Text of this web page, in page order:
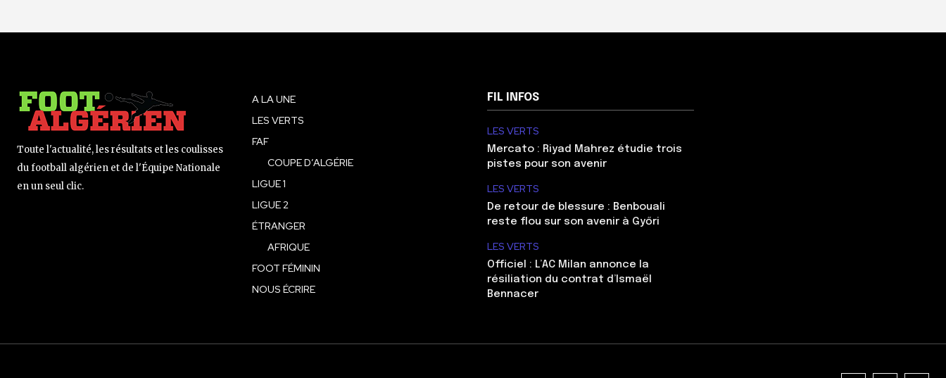
Toute l'actualité, les résultats et les coulisses
du football algérien et de l'Équipe Nationale
en un seul clic.
A LA UNE
LES VERTS
FAF
COUPE D’ALGÉRIE
LIGUE 1
LIGUE 2
ÉTRANGER
AFRIQUE
FOOT FÉMININ
NOUS ÉCRIRE
FIL INFOS
LES VERTS
Mercato : Riyad Mahrez étudie trois
pistes pour son avenir
LES VERTS
De retour de blessure : Benbouali
reste flou sur son avenir à Győri
LES VERTS
Officiel : L’AC Milan annonce la
résiliation du contrat d’Ismaël
Bennacer